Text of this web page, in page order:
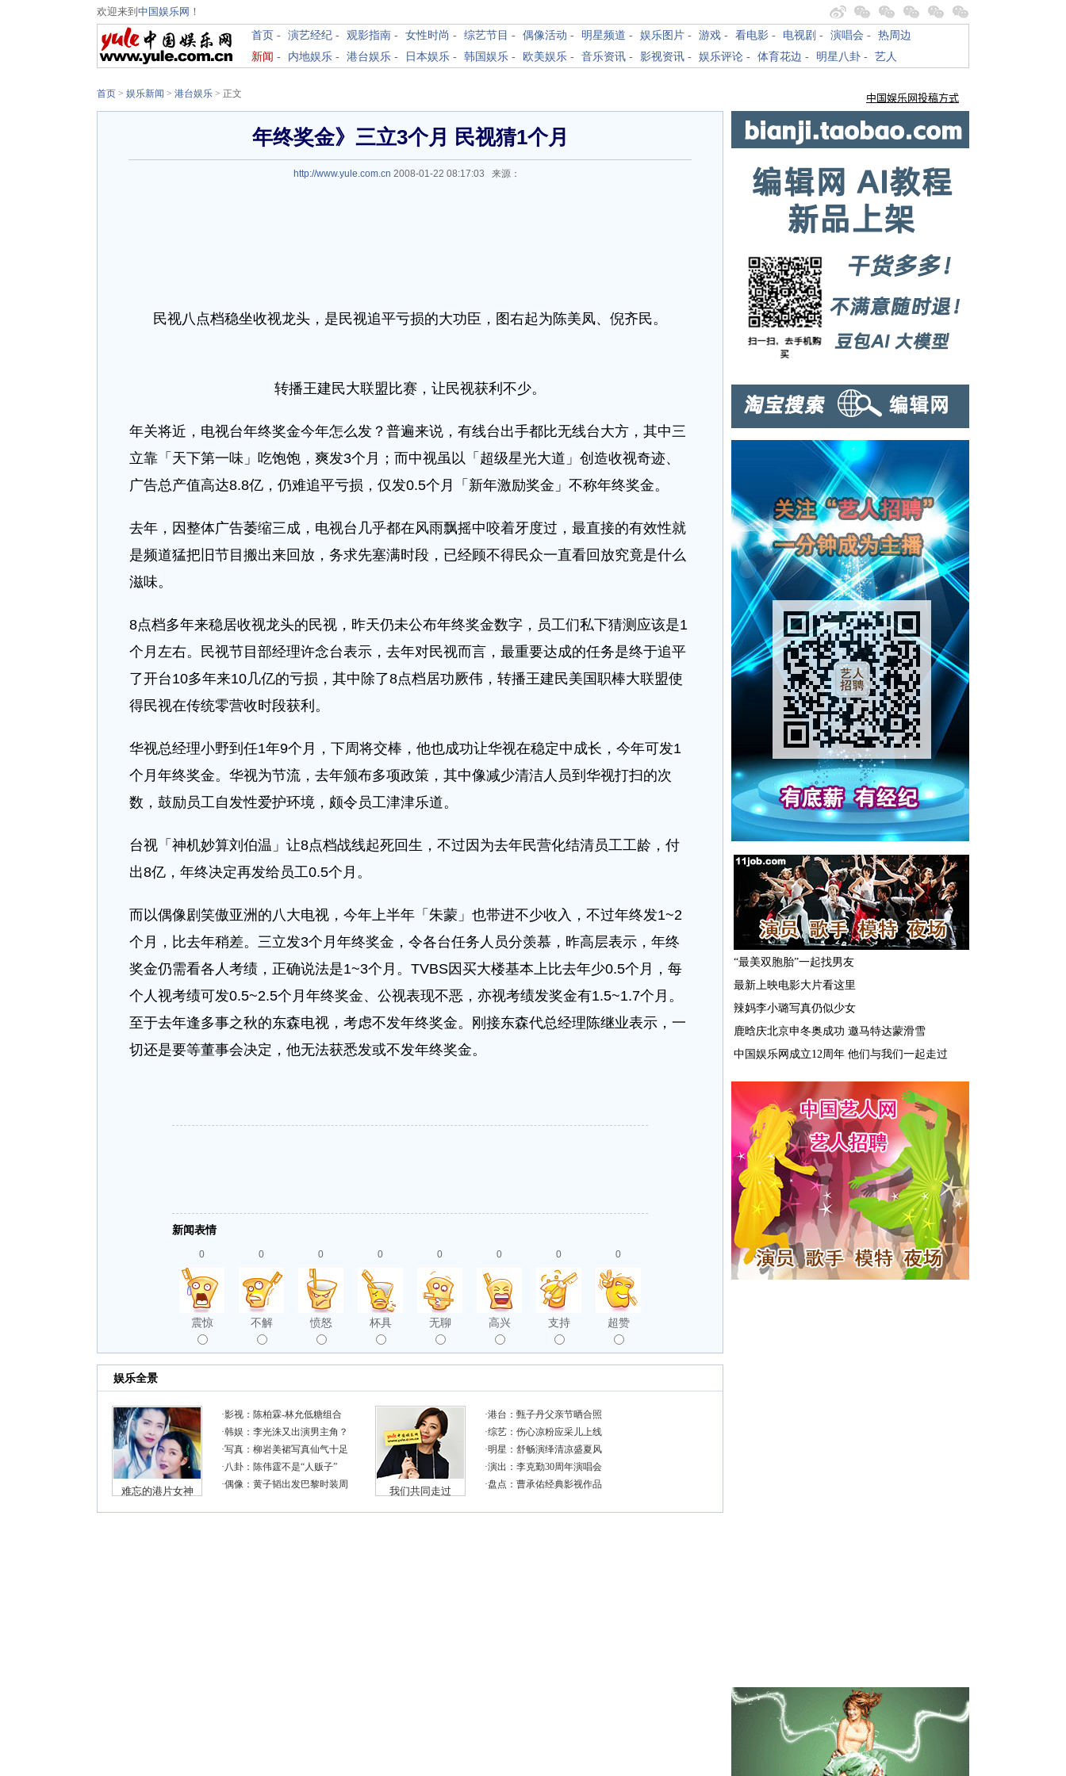
欢迎来到 中国娱乐网 ！
首页 - 演艺经纪 - 观影指南 - 女性时尚 - 综艺节目 - 偶像活动 - 明星频道 - 娱乐图片 - 游戏 - 看电影 - 电视剧 - 演唱会 - 热周边
新闻 - 内地娱乐 - 港台娱乐 - 日本娱乐 - 韩国娱乐 - 欧美娱乐 - 音乐资讯 - 影视资讯 - 娱乐评论 - 体育花边 - 明星八卦 - 艺人
首页 > 娱乐新闻 > 港台娱乐 > 正文
年终奖金》三立3个月 民视猜1个月
http://www.yule.com.cn 2008-01-22 08:17:03 来源：
民视八点档稳坐收视龙头，是民视追平亏损的大功臣，图右起为陈美凤、倪齐民。
转播王建民大联盟比赛，让民视获利不少。
年关将近，电视台年终奖金今年怎么发？普遍来说，有线台出手都比无线台大方，其中三
立靠「天下第一味」吃饱饱，爽发3个月；而中视虽以「超级星光大道」创造收视奇迹、
广告总产值高达8.8亿，仍难追平亏损，仅发0.5个月「新年激励奖金」不称年终奖金。
去年，因整体广告萎缩三成，电视台几乎都在风雨飘摇中咬着牙度过，最直接的有效性就
是频道猛把旧节目搬出来回放，务求先塞满时段，已经顾不得民众一直看回放究竟是什么
滋味。
8点档多年来稳居收视龙头的民视，昨天仍未公布年终奖金数字，员工们私下猜测应该是1
个月左右。民视节目部经理许念台表示，去年对民视而言，最重要达成的任务是终于追平
了开台10多年来10几亿的亏损，其中除了8点档居功厥伟，转播王建民美国职棒大联盟使
得民视在传统零营收时段获利。
华视总经理小野到任1年9个月，下周将交棒，他也成功让华视在稳定中成长，今年可发1
个月年终奖金。华视为节流，去年颁布多项政策，其中像减少清洁人员到华视打扫的次
数，鼓励员工自发性爱护环境，颇令员工津津乐道。
台视「神机妙算刘伯温」让8点档战线起死回生，不过因为去年民营化结清员工工龄，付
出8亿，年终决定再发给员工0.5个月。
而以偶像剧笑傲亚洲的八大电视，今年上半年「朱蒙」也带进不少收入，不过年终发1~2
个月，比去年稍差。三立发3个月年终奖金，令各台任务人员分羡慕，昨高层表示，年终
奖金仍需看各人考绩，正确说法是1~3个月。TVBS因买大楼基本上比去年少0.5个月，每
个人视考绩可发0.5~2.5个月年终奖金、公视表现不恶，亦视考绩发奖金有1.5~1.7个月。
至于去年逢多事之秋的东森电视，考虑不发年终奖金。刚接东森代总经理陈继业表示，一
切还是要等董事会决定，他无法获悉发或不发年终奖金。
新闻表情
0
震惊
0
不解
0
愤怒
0
杯具
0
无聊
0
高兴
0
支持
0
超赞